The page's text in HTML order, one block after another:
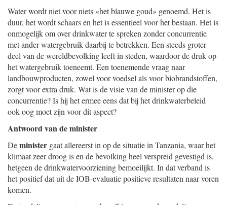
Water wordt niet voor niets «het blauwe goud» genoemd. Het is
duur, het wordt schaars en het is essentieel voor het bestaan. Het is
onmogelijk om over drinkwater te spreken zonder concurrentie
met ander watergebruik daarbij te betrekken. Een steeds groter
deel van de wereldbevolking leeft in steden, waardoor de druk op
het watergebruik toeneemt. Een toenemende vraag naar
landbouwproducten, zowel voor voedsel als voor biobrandstoffen,
zorgt voor extra druk. Wat is de visie van de minister op die
concurrentie? Is hij het ermee eens dat bij het drinkwaterbeleid
ook oog moet zijn voor dit aspect?
Antwoord van de minister
Deminister gaat allereerst in op de situatie in Tanzania, waar het
klimaat zeer droog is en de bevolking heel verspreid gevestigd is,
hetgeen de drinkwatervoorziening bemoeilijkt. In dat verband is
het positief dat uit de IOB-evaluatie positieve resultaten naar voren
komen.